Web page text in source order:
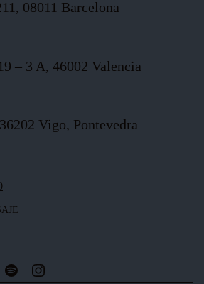
08011 Barcelona
– 3 A, 46002 Valencia
Vigo, Pontevedra